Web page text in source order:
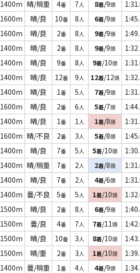
1400m 晴/稍重 4番 7人 8着/9頭
1600m 晴/良 10番 8人 6着/9頭
1600m 晴/良 2番 8人 9着/9頭
1400m 晴/良 2番 8人 9着/9頭
1400m 晴/良 9番 8人 9着/10頭
1400m 晴/良 12番 9人 12着/12頭
1400m 晴/良 1番 5人 7着/9頭
1600m 晴/良 2番 6人 5着/7頭
1400m 晴/良 1番 1人 1着/8頭
1600m 晴/不良 2番 3人 5着/8頭
1400m 晴/良 7番 5人 5着/10頭
1400m 晴/稍重 7番 2人 2着/8頭
1400m 晴/良 7番 2人 4着/6頭
1400m 曇/不良 5番 5人 1着/10頭
1500m 晴/良 2番 8人 6着/9頭
1500m 曇/良 4番 7人 7着/11頭
1500m 晴/良 10番 3人 8着/10頭
1500m 晴/重 2番 3人 1着/10頭
1400m 曇/稍重 1番 4人 4着/9頭